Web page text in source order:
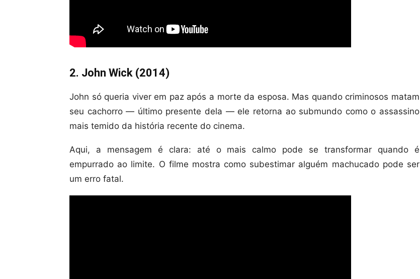
2. John Wick (2014)
John só queria viver em paz após a morte da esposa. Mas quando criminosos matam
seu cachorro — último presente dela — ele retorna ao submundo como o assassino
mais temido da história recente do cinema.
Aqui, a mensagem é clara: até o mais calmo pode se transformar quando é
empurrado ao limite. O filme mostra como subestimar alguém machucado pode ser
um erro fatal.